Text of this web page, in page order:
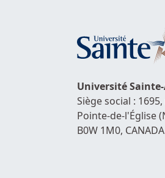
Université
Siège social :
Pointe-de-l'Église
B0W 1M0, CANADA